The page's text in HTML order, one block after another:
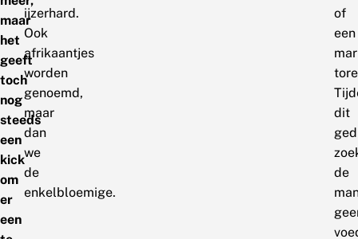
maar
het
geeft
toch
nog
steeds
een
kick
om
er
een
ijzerhard.
Ook
afrikaantjes
worden
genoemd,
maar
dan
we
de
enkelbloemige.
of
een
dit
de